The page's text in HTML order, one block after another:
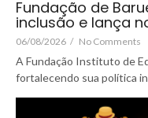
Fundação de
inclusão e lança
06/08/2026 / No Comments
A Fundação Instituto de
fortalecendo sua política